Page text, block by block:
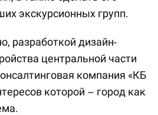
экскурсионных групп.
разработкой дизайн-
центральной части
компания «КБ
которой – город как